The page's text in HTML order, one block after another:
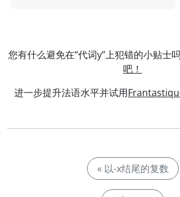
您有什么避免在“代词y”上犯错的小贴士
吧！
进一步提升法语水平并试用
« 以-x结尾的复数